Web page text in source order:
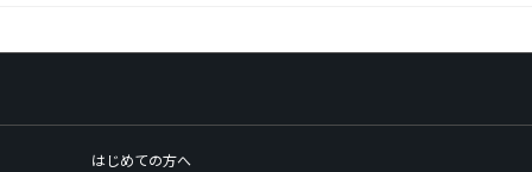
はじめての方へ